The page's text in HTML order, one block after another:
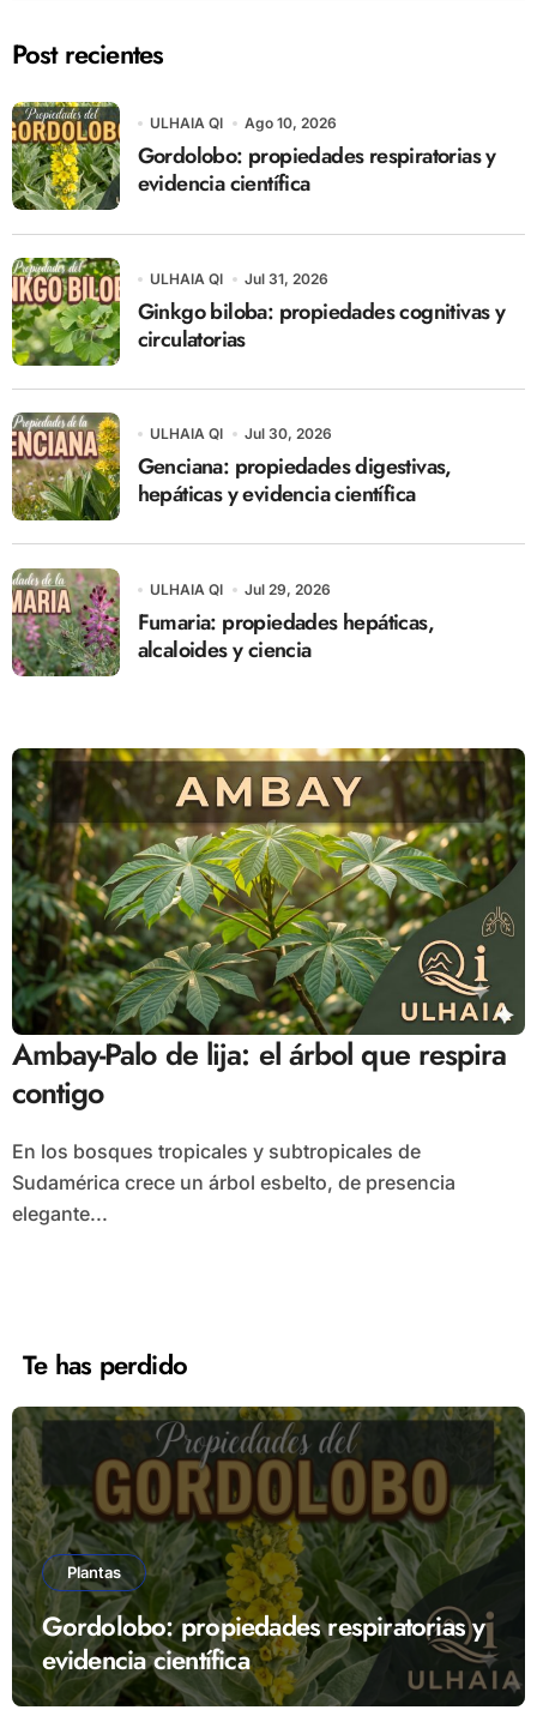
Post recientes
ULHAIA QI Ago 10, 2026
Gordolobo: propiedades respiratorias y
evidencia científica
ULHAIA QI Jul 31, 2026
Ginkgo biloba: propiedades cognitivas y
circulatorias
ULHAIA QI Jul 30, 2026
Genciana: propiedades digestivas,
hepáticas y evidencia científica
ULHAIA QI Jul 29, 2026
Fumaria: propiedades hepáticas,
alcaloides y ciencia
Ambay-Palo de lija: el árbol que respira
contigo
En los bosques tropicales y subtropicales de
Sudamérica crece un árbol esbelto, de presencia
elegante...
Te has perdido
Plantas
Gordolobo: propiedades respiratorias y
evidencia científica